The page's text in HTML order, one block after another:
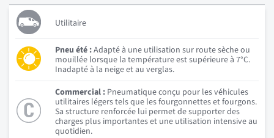
Utilitaire
Pneu été :Adapté à une utilisation sur route sèche ou
mouillée lorsque la température est supérieure à 7°C.
Inadapté à la neige et au verglas.
Commercial : Pneumatique conçu pour les véhicules
utilitaires légers tels que les fourgonnettes et fourgons.
Sa structure renforcée lui permet de supporter des
charges plus importantes et une utilisation intensive au
quotidien.